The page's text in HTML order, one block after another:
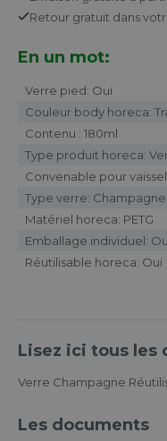
Retour gratuit dans
En un mot:
Verre pied: Oui
Couleur body horeca:
Contenu : 180ml
Type produit horeca:
Convenable pour
Type verre: Champagne
Matériel horeca: PETG
Emballage individuel:
Réutilisable horeca: Oui
Lisez ici tous les
Verre Champagne
Les documents